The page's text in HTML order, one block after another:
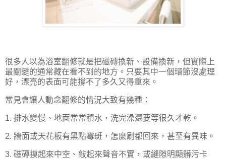
很多人以為浴室翻修就是把磁磚換新、設備換新，但實際上
最關鍵的通常藏在看不到的地方。只要其中一個環節沒處理
好，漂亮的表面可能撐不了多久又得重來。
常見會讓人動念翻修的情況大致有幾種：
1. 排水變慢、地面常常積水，洗完澡還要等很久才乾。
2. 牆面或天花板有黑點霉斑，怎麼刷都回來，甚至有異味。
3. 磁磚摸起來中空、敲起來聲音不實，或縫隙明顯髒污卡